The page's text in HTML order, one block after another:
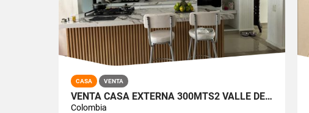
CASA VENTA
VENTA CASA EXTERNA 300MTS2 VALLE DEL LILI, SUR DE CALI, 14693-1
Colombia